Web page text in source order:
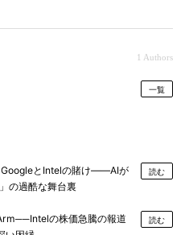
1 Authors
一覧
GoogleとIntelの賭け――AIが
の過酷な舞台裏
読む
の株価急騰の報道
読む